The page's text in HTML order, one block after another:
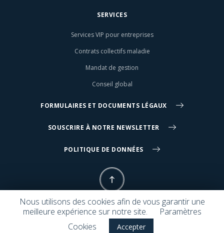
SERVICES
Services VIP pour entreprises
Contrats collectifs maladie
Mandat de gestion
Conseil global
FORMULAIRES ET DOCUMENTS LÉGAUX
SOUSCRIRE À NOTRE NEWSLETTER
POLITIQUE DE DONNÉES
© 2026 Symphony Group. Tous droits réservés. Design :The Computer
Nous utilisons des cookies afin de vous garantir une
meilleure expérience sur notre site.
Paramètres
Cookies
Accepter